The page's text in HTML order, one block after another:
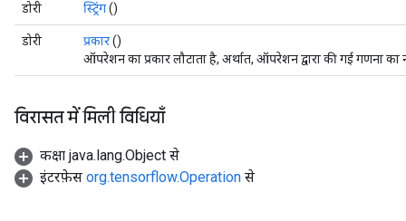
डोरी स्ट्रिंग()
डोरी प्रकार()
ऑपरेशन का प्रकार लौटाता है, अर्थात, ऑपरेशन द्वारा की गई गणना का
विरासत में मिली विधियाँ
कक्षा java.lang.Object से
इंटरफ़ेस org.tensorflow.Operation से